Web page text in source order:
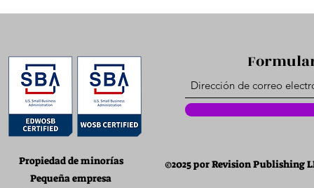
Propiedad de minorías
Pequeña empresa
©2025 por Revision Publishing